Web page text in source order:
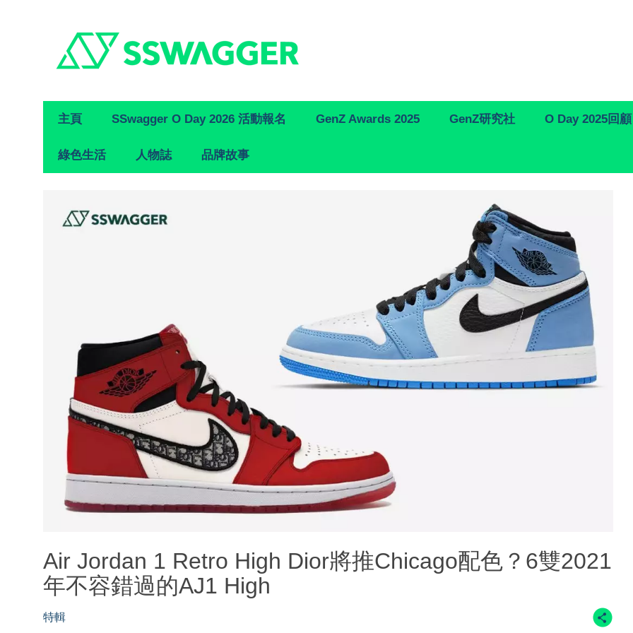
Primary
Navigation
主頁 SSwagger O Day 2026 活動報名 GenZ Awards 2025 GenZ研究社 O Day 2025回顧
綠色生活 人物誌 品牌故事
Air Jordan 1 Retro High Dior將推Chicago配色？6雙2021
年不容錯過的AJ1 High
特輯